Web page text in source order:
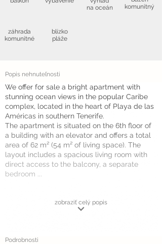
záhrada
komunitné
blízko
pláže
na oceán
komunitný
Popis nehnuteľnosti
We offer for sale a bright apartment with
stunning ocean views in the popular Caribe
complex, located in the heart of Playa de las
Américas in southern Tenerife.
The apartment is situated on the 6th floor of
a building with an elevator and offers a total
area of 62 m² (54 m² of living space). The
layout includes a spacious living room with
direct access to the balcony, a separate
bedroom ...
zobraziť celý popis
Podrobnosti